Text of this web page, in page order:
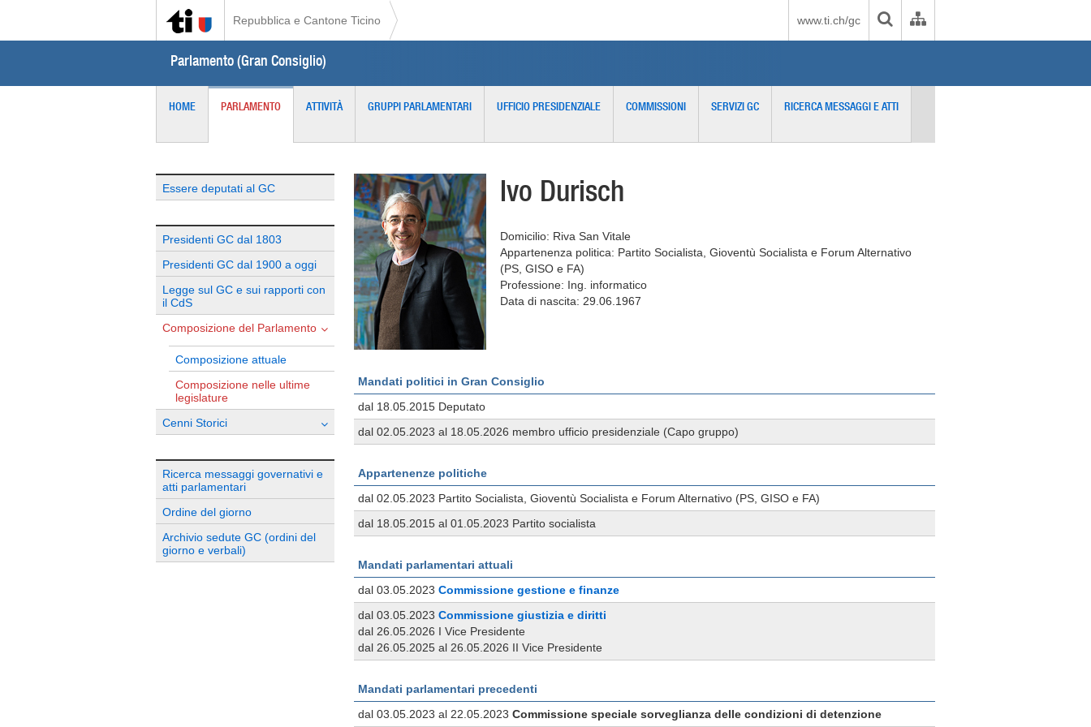
Repubblica e Cantone Ticino www.ti.ch/gc
Parlamento (Gran Consiglio)
HOME PARLAMENTO ATTIVITÀ GRUPPI PARLAMENTARI UFFICIO PRESIDENZIALE COMMISSIONI SERVIZI GC RICERCA MESSAGGI E ATTI
Essere deputati al GC
Presidenti GC dal 1803
Presidenti GC dal 1900 a oggi
Legge sul GC e sui rapporti con
il CdS
Composizione del Parlamento
Composizione attuale
Composizione nelle ultime
legislature
Cenni Storici
Ricerca messaggi governativi e
atti parlamentari
Ordine del giorno
Archivio sedute GC (ordini del
giorno e verbali)
Ivo Durisch
Domicilio: Riva San Vitale
Appartenenza politica: Partito Socialista, Gioventù Socialista e Forum Alternativo
(PS, GISO e FA)
Professione: Ing. informatico
Data di nascita: 29.06.1967
Mandati politici in Gran Consiglio
dal 18.05.2015 Deputato
dal 02.05.2023 al 18.05.2026 membro ufficio presidenziale (Capo gruppo)
Appartenenze politiche
dal 02.05.2023 Partito Socialista, Gioventù Socialista e Forum Alternativo (PS, GISO e FA)
dal 18.05.2015 al 01.05.2023 Partito socialista
Mandati parlamentari attuali
dal 03.05.2023 Commissione gestione e finanze
dal 03.05.2023 Commissione giustizia e diritti
dal 26.05.2026 I Vice Presidente
dal 26.05.2025 al 26.05.2026 II Vice Presidente
Mandati parlamentari precedenti
dal 03.05.2023 al 22.05.2023 Commissione speciale sorveglianza delle condizioni di detenzione